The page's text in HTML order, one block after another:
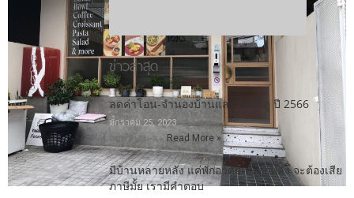
ข่าวล่าสุด
ลดค่าโอน-จำนองบ้านและคอนโด ปี 2566
มกราคม 25, 2023
ลดค่าโอน-จ … Read More »
มีบ้านหลายหลัง แค่พักอาศัยเองทุกหลัง จะต้องเสีย
ภาษีมั้ย เรามีคำตอบ